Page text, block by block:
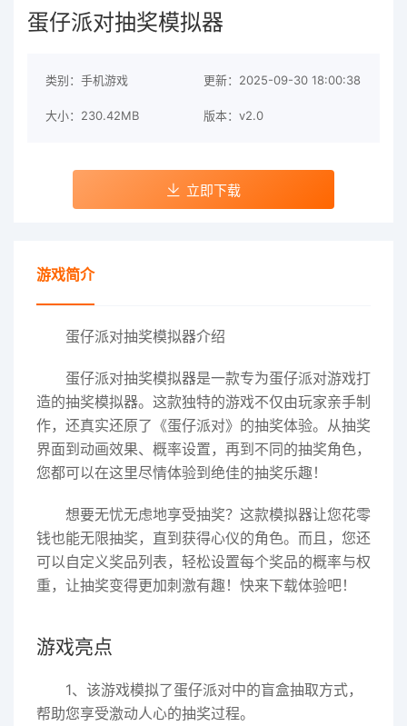
蛋仔派对抽奖模拟器
类别：手机游戏 更新：2025-09-30 18:00:38
大小：230.42MB 版本：v2.0
立即下载
游戏简介
蛋仔派对抽奖模拟器介绍
蛋仔派对抽奖模拟器是一款专为蛋仔派对游戏打
造的抽奖模拟器。这款独特的游戏不仅由玩家亲手制
作，还真实还原了《蛋仔派对》的抽奖体验。从抽奖
界面到动画效果、概率设置，再到不同的抽奖角色，
您都可以在这里尽情体验到绝佳的抽奖乐趣！
想要无忧无虑地享受抽奖？这款模拟器让您花零
钱也能无限抽奖，直到获得心仪的角色。而且，您还
可以自定义奖品列表，轻松设置每个奖品的概率与权
重，让抽奖变得更加刺激有趣！快来下载体验吧！
游戏亮点
1、该游戏模拟了蛋仔派对中的盲盒抽取方式，
帮助您享受激动人心的抽奖过程。